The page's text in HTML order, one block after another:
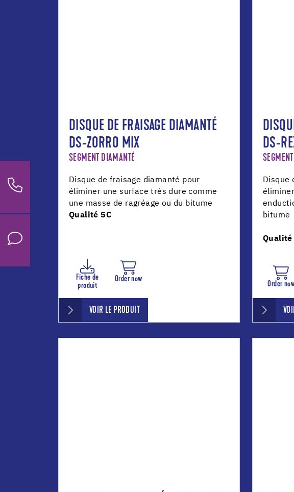
DISQUE DE FRAISAGE DIAMANTÉ
DS-ZORRO MIX
SEGMENT DIAMANTÉ
Disque de fraisage diamanté pour
éliminer une surface très dure comme
une masse de ragréage ou du bitume
Qualité 5C
Fiche de
produit
Order now
VOIR LE PRODUIT
DS-
Disque
bitume
Qualité
Order